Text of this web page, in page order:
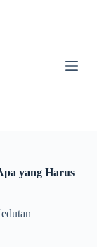
yang Harus